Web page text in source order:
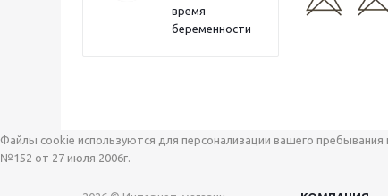
время
беременности
Файлы cookie используются для персонализации вашего
№152 от 27 июля 2006г.